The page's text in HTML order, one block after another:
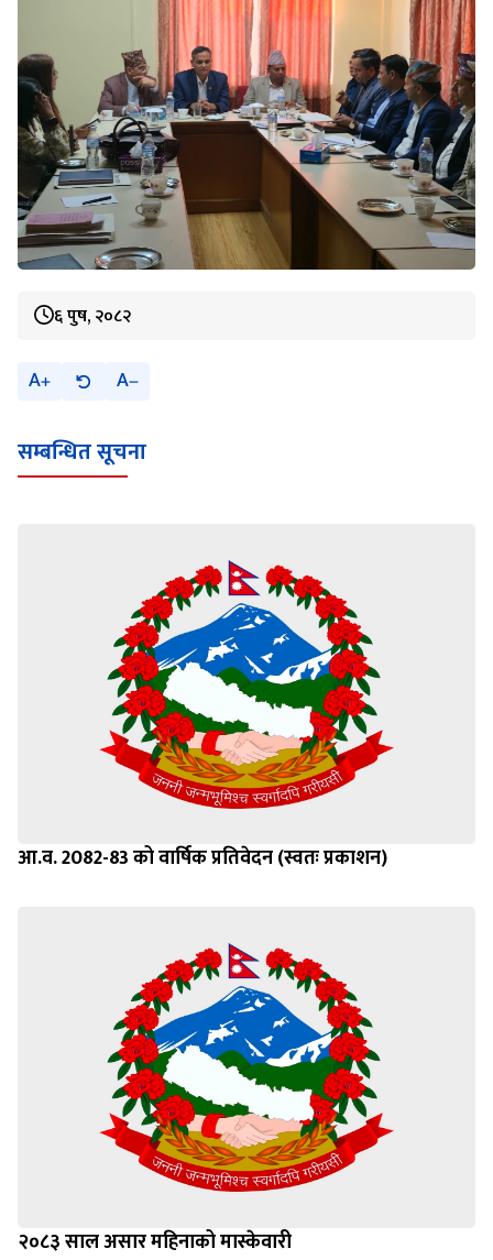
६ पुष, २०८२
A A
सम्बन्धित सूचना
आ.व. 2082-83 को वार्षिक प्रतिवेदन (स्वतः प्रकाशन)
२०८३ साल असार महिनाको मास्केवारी